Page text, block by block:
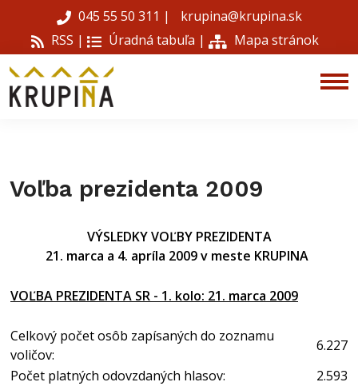
045 55 50 311 |
krupina@krupina.sk
RSS |
Úradná tabuľa | Mapa stránok
Voľba prezidenta 2009
VÝSLEDKY VOĽBY PREZIDENTA
21. marca a 4. apríla 2009 v meste KRUPINA
VOĽBA PREZIDENTA SR - 1. kolo: 21. marca 2009
Celkový počet osôb zapísaných do zoznamu
voličov:
6.227
Počet platných odovzdaných hlasov:
2.593